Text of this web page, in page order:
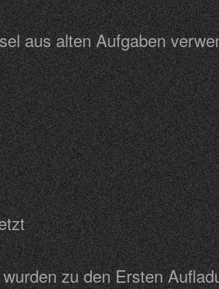
aus alten Aufgaben
wurden zu den Ersten